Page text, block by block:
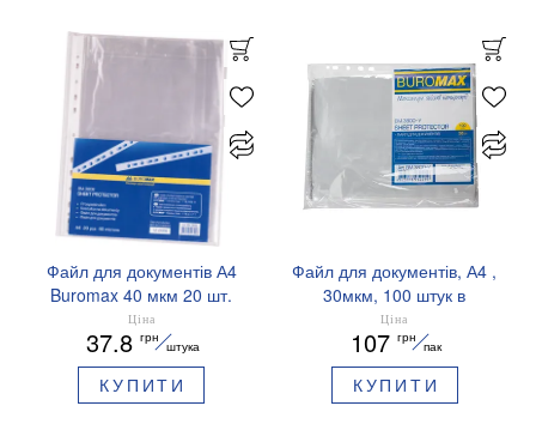
Файл для документів А4
Buromax 40 мкм 20 шт.
BM.3806
Ціна
37.8 грн
штука
КУПИТИ
Файл для документів, А4 ,
30мкм, 100 штук в
упаковці BUROMAX
BM.3800-y
Ціна
107 грн
пак
КУПИТИ